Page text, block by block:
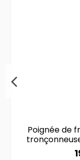
pour
Poignée de